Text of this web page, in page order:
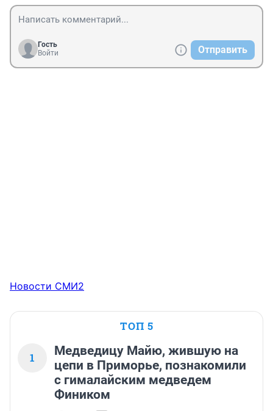
Гость
Войти
Отправить
Новости СМИ2
ТОП 5
1
Медведицу Майю, жившую на
цепи в Приморье, познакомили
с гималайским медведем
Фиником